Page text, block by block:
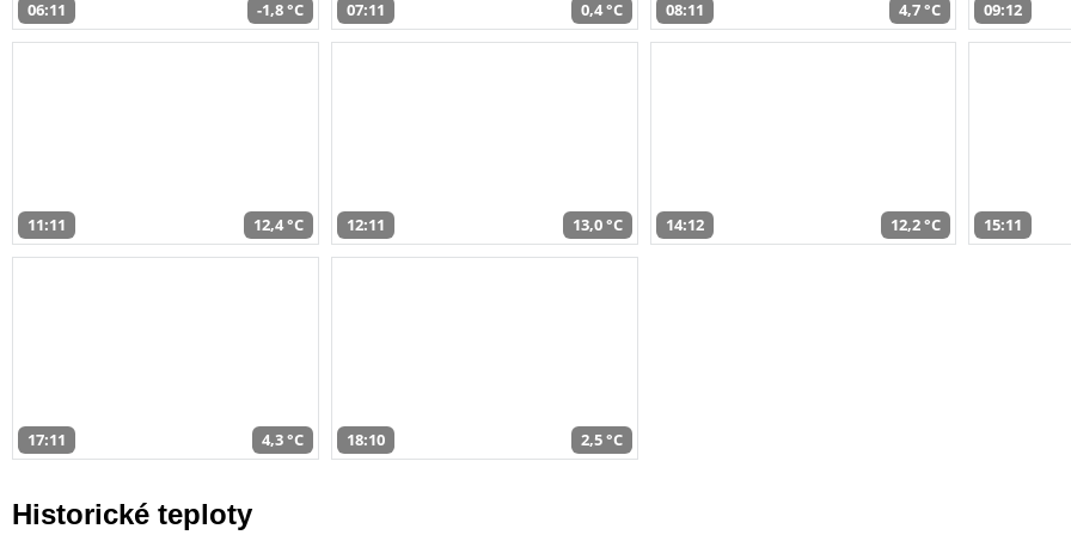
06:11 -1,8 °C 07:11 0,4 °C 08:11 4,7 °C 09:12
11:11 12,4 °C 12:11 13,0 °C 14:12 12,2 °C 15:11
17:11 4,3 °C 18:10 2,5 °C
Historické teploty